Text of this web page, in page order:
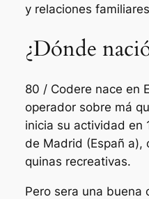
y relaciones
¿Dónde
80 / Codere nace en
operador sobre má
inicia su actividad en
de Madrid (Españ a),
quinas recreativas.
Pero sera una buena